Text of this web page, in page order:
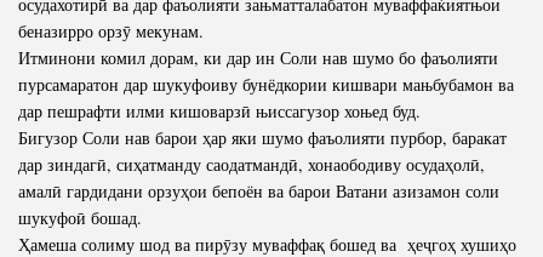
беназирро орзӯ мекунам.
Итминони комил дорам, ки дар ин Соли нав шумо бо фаъолияти
пурсамаратон дар шукуфоиву бунёдкории кишвари мањбубамон ва
дар пешрафти илми кишоварзӣ њиссагузор хоњед буд.
Бигузор Соли нав барои ҳар яки шумо фаъолияти пурбор, баракат
дар зиндагӣ, сиҳатманду саодатмандӣ, хонаободиву осудаҳолӣ,
амалӣ гардидани орзуҳои бепоён ва барои Ватани азизамон соли
шукуфоӣ бошад.
Ҳамеша солиму шод ва пирӯзу муваффақ бошед ва ҳеҷгоҳ хушиҳо